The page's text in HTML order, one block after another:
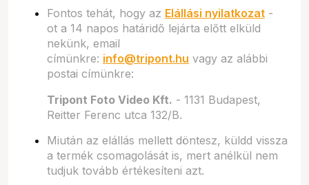
Fontos tehát, hogy az Elállási nyilatkozat -
ot a 14 napos határidő lejárta előtt elküld
nekünk, email
címünkre: info@tripont.hu vagy az alábbi
postai címünkre:
Tripont Foto Video Kft. - 1131 Budapest,
Reitter Ferenc utca 132/B.
Miután az elállás mellett döntesz, küldd vissza
a termék csomagolását is, mert anélkül nem
tudjuk tovább értékesíteni azt.